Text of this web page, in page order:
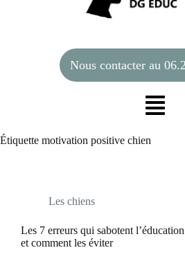
Nous contacter au
Étiquette motivation positive chien
Les chiens
Les 7 erreurs qui sabotent
et comment les éviter